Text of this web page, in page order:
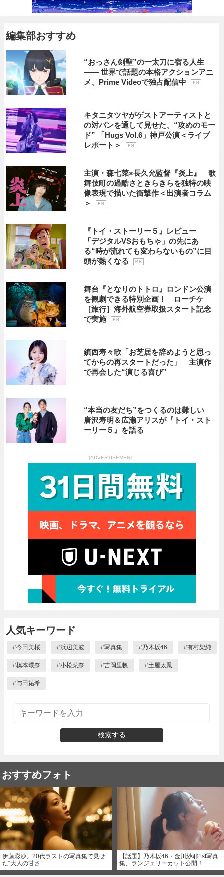
編集部おすすめ
“おっさん剣聖”の一太刀に宿る人生
―― 世界で話題の本格アクションアニ
メ、Prime Videoで独占配信中
P R
キタニタツヤがゲストアーティストと
の対バンを通して見せた、“攻めのモー
ド” 「Hugs Vol.6」神戸公演＜ライブ
レポート＞
P R
主演・森七菜×長久允監督『炎上』 歌
舞伎町の過酷さときらきらを独特の映
像表現で描いた衝撃作＜出演者コラム
＞
P R
『トイ・ストーリー５』レビュー
「デジタルVSおもちゃ」の先にあ
る“時が流れても変わらないもの”に目
頭が熱くなる
P R
舞台『となりのトトロ』ロンドン公演
を観劇できる特別企画！ ローチケ
［旅行］海外航空券取扱スタート記念
で実施
P R
鎮西寿々歌「お芝居を辞めようと思っ
てからの再スタートだった」 主演作
で再会した“演じる喜び”
“本当の友だち”をつくるのは難しい
唐沢寿明＆広瀬アリスが『トイ・スト
ーリー５』を語る
[ADVERTISEMENT]
人気キーワード
#今田美桜 #浜辺美波 #写真集 #乃木坂46 #有村架純
#橋本環奈 #小松菜奈 #吉岡里帆 #土屋太鳳
#与田祐希
検索する
おすすめフォト
伊藤彩沙、20代ラストの写真集で見せ
た“大人の甘さ”
【話題】乃木坂46・金川紗耶1st写真
集、ランジェリーカット公開！